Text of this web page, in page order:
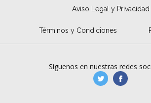
Aviso Legal y Privacidad
Términos y Condiciones
Síguenos en nuestras redes